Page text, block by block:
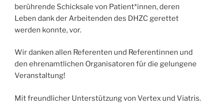
berührende Schicksale von Patient*innen, deren
Leben dank der Arbeitenden des DHZC gerettet
werden konnte, vor.
Wir danken allen Referenten und Referentinnen und
den ehrenamtlichen Organisatoren für die gelungene
Veranstaltung!
Mit freundlicher Unterstützung von Vertex und Viatris.